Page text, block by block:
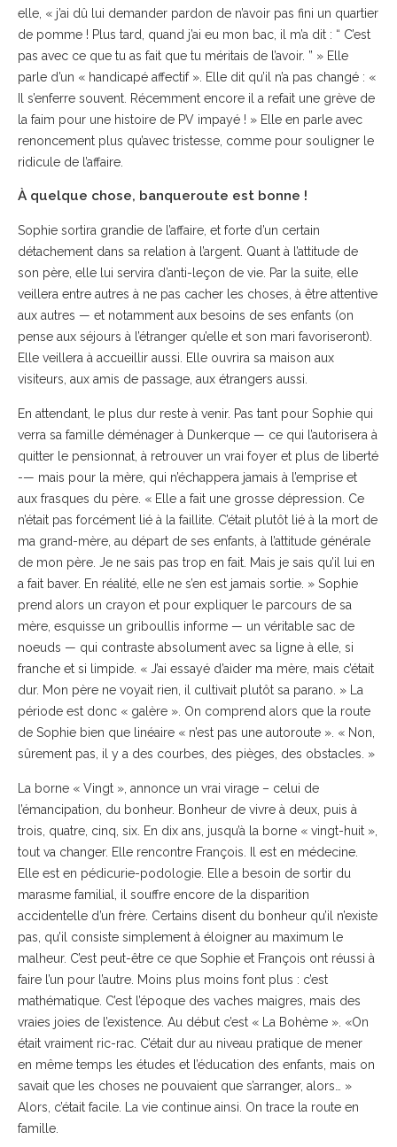
elle, « j’ai dû lui demander pardon de n’avoir pas fini un quartier
de pomme ! Plus tard, quand j’ai eu mon bac, il m’a dit : “ C’est
pas avec ce que tu as fait que tu méritais de l’avoir. ” » Elle
parle d’un « handicapé affectif ». Elle dit qu’il n’a pas changé : «
Il s’enferre souvent. Récemment encore il a refait une grève de
la faim pour une histoire de PV impayé ! » Elle en parle avec
renoncement plus qu’avec tristesse, comme pour souligner le
ridicule de l’affaire.
À quelque chose, banqueroute est bonne !
Sophie sortira grandie de l’affaire, et forte d’un certain
détachement dans sa relation à l’argent. Quant à l’attitude de
son père, elle lui servira d’anti-leçon de vie. Par la suite, elle
veillera entre autres à ne pas cacher les choses, à être attentive
aux autres — et notamment aux besoins de ses enfants (on
pense aux séjours à l’étranger qu’elle et son mari favoriseront).
Elle veillera à accueillir aussi. Elle ouvrira sa maison aux
visiteurs, aux amis de passage, aux étrangers aussi.
En attendant, le plus dur reste à venir. Pas tant pour Sophie qui
verra sa famille déménager à Dunkerque — ce qui l’autorisera à
quitter le pensionnat, à retrouver un vrai foyer et plus de liberté
-— mais pour la mère, qui n’échappera jamais à l’emprise et
aux frasques du père. « Elle a fait une grosse dépression. Ce
n’était pas forcément lié à la faillite. C’était plutôt lié à la mort de
ma grand-mère, au départ de ses enfants, à l’attitude générale
de mon père. Je ne sais pas trop en fait. Mais je sais qu’il lui en
a fait baver. En réalité, elle ne s’en est jamais sortie. » Sophie
prend alors un crayon et pour expliquer le parcours de sa
mère, esquisse un griboullis informe — un véritable sac de
noeuds — qui contraste absolument avec sa ligne à elle, si
franche et si limpide. « J’ai essayé d’aider ma mère, mais c’était
dur. Mon père ne voyait rien, il cultivait plutôt sa parano. » La
période est donc « galère ». On comprend alors que la route
de Sophie bien que linéaire « n’est pas une autoroute ». « Non,
sûrement pas, il y a des courbes, des pièges, des obstacles. »
La borne « Vingt », annonce un vrai virage – celui de
l’émancipation, du bonheur. Bonheur de vivre à deux, puis à
trois, quatre, cinq, six. En dix ans, jusqu’à la borne « vingt-huit »,
tout va changer. Elle rencontre François. Il est en médecine.
Elle est en pédicurie-podologie. Elle a besoin de sortir du
marasme familial, il souffre encore de la disparition
accidentelle d’un frère. Certains disent du bonheur qu’il n’existe
pas, qu’il consiste simplement à éloigner au maximum le
malheur. C’est peut-être ce que Sophie et François ont réussi à
faire l’un pour l’autre. Moins plus moins font plus : c’est
mathématique. C’est l’époque des vaches maigres, mais des
vraies joies de l’existence. Au début c’est « La Bohème ». «On
était vraiment ric-rac. C’était dur au niveau pratique de mener
en même temps les études et l’éducation des enfants, mais on
savait que les choses ne pouvaient que s’arranger, alors… »
Alors, c’était facile. La vie continue ainsi. On trace la route en
famille.